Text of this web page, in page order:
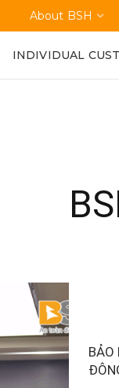
About BSH
INDIVIDUAL
BẢO